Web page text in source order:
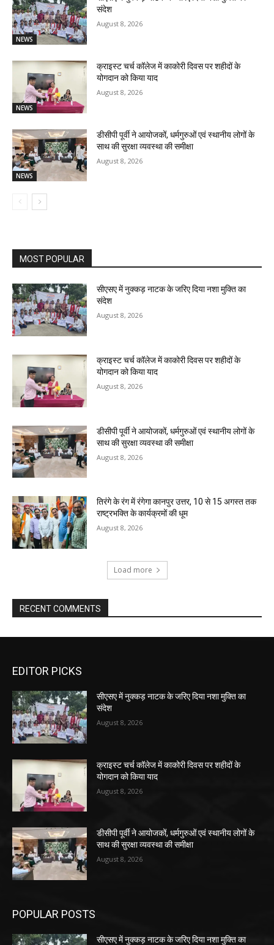
NEWS
संदेश
August 8, 2026
NEWS
क्राइस्ट चर्च कॉलेज में काकोरी दिवस पर शहीदों के
योगदान को किया याद
August 8, 2026
NEWS
डीसीपी पूर्वी ने आयोजकों, धर्मगुरुओं एवं स्थानीय लोगों के
साथ की सुरक्षा व्यवस्था की समीक्षा
August 8, 2026
MOST POPULAR
सीएसए में नुक्कड़ नाटक के जरिए दिया नशा मुक्ति का
संदेश
August 8, 2026
क्राइस्ट चर्च कॉलेज में काकोरी दिवस पर शहीदों के
योगदान को किया याद
August 8, 2026
डीसीपी पूर्वी ने आयोजकों, धर्मगुरुओं एवं स्थानीय लोगों के
साथ की सुरक्षा व्यवस्था की समीक्षा
August 8, 2026
तिरंगे के रंग में रंगेगा कानपुर उत्तर, 10 से 15 अगस्त तक
राष्ट्रभक्ति के कार्यक्रमों की धूम
August 8, 2026
Load more
RECENT COMMENTS
EDITOR PICKS
सीएसए में नुक्कड़ नाटक के जरिए दिया नशा मुक्ति का
संदेश
August 8, 2026
क्राइस्ट चर्च कॉलेज में काकोरी दिवस पर शहीदों के
योगदान को किया याद
August 8, 2026
डीसीपी पूर्वी ने आयोजकों, धर्मगुरुओं एवं स्थानीय लोगों के
साथ की सुरक्षा व्यवस्था की समीक्षा
August 8, 2026
POPULAR POSTS
सीएसए में नुक्कड़ नाटक के जरिए दिया नशा मुक्ति का